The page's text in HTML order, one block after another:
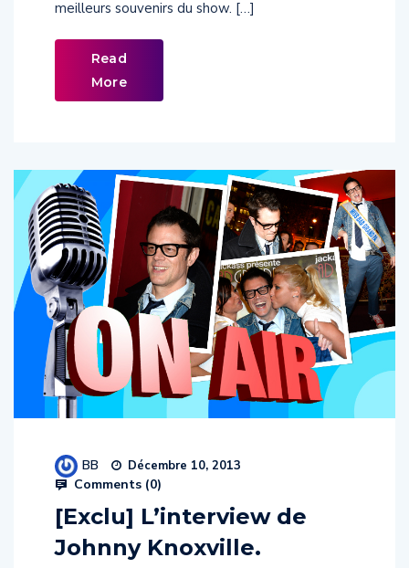
Read
More
Comments (0)
[Exclu] L’interview de
Johnny Knoxville.
Au lendemain de l’hilarante avant-première de